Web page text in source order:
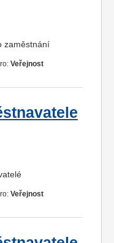
zaměstnání
Veřejnost
Veřejnost